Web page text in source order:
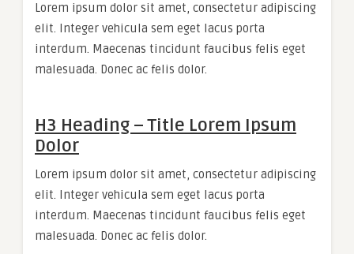
Lorem ipsum dolor sit amet, consectetur adipiscing
elit. Integer vehicula sem eget lacus porta
interdum. Maecenas tincidunt faucibus felis eget
malesuada. Donec ac felis dolor.
H3 Heading – Title Lorem Ipsum
Dolor
Lorem ipsum dolor sit amet, consectetur adipiscing
elit. Integer vehicula sem eget lacus porta
interdum. Maecenas tincidunt faucibus felis eget
malesuada. Donec ac felis dolor.